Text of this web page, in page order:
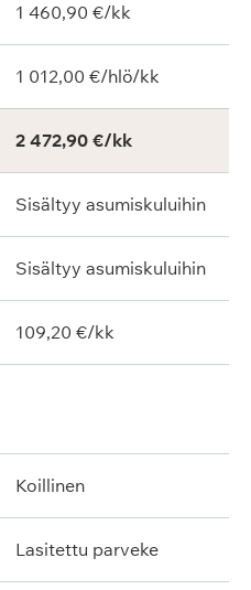
1 460,90 €/kk
1 012,00 €/hlö/kk
2 472,90 €/kk
Sisältyy asumiskuluihin
Sisältyy asumiskuluihin
109,20 €/kk
koillinen
lasitettu parveke